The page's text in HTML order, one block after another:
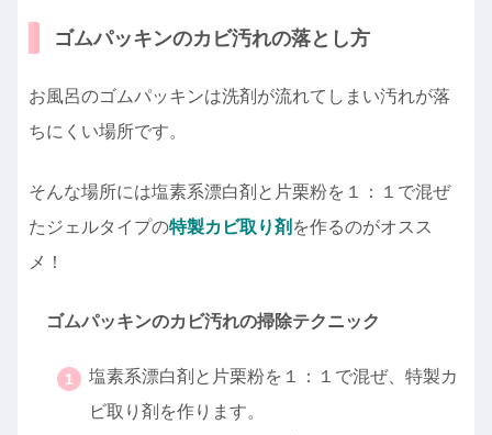
ゴムパッキンのカビ汚れの落とし方
お風呂のゴムパッキンは洗剤が流れてしまい汚れが落
ちにくい場所です。
そんな場所には塩素系漂白剤と片栗粉を１：１で混ぜ
たジェルタイプの特製カビ取り剤 を作るのがオスス
メ！
ゴムパッキンのカビ汚れの掃除テクニック
塩素系漂白剤と片栗粉を１：１で混ぜ、特製カ
ビ取り剤を作ります。